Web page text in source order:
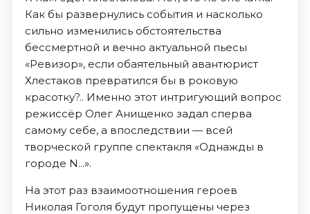
Как бы развернулись события и насколько
сильно изменились обстоятельства
бессмертной и вечно актуальной пьесы
«Ревизор», если обаятельный авантюрист
Хлестаков превратился бы в роковую
красотку?.. Именно этот интригующий вопрос
режиссёр Олег Анищенко задал сперва
самому себе, а впоследствии — всей
творческой группе спектакля «Однажды в
городе N...».
На этот раз взаимоотношения героев
Николая Гоголя будут пропущены через